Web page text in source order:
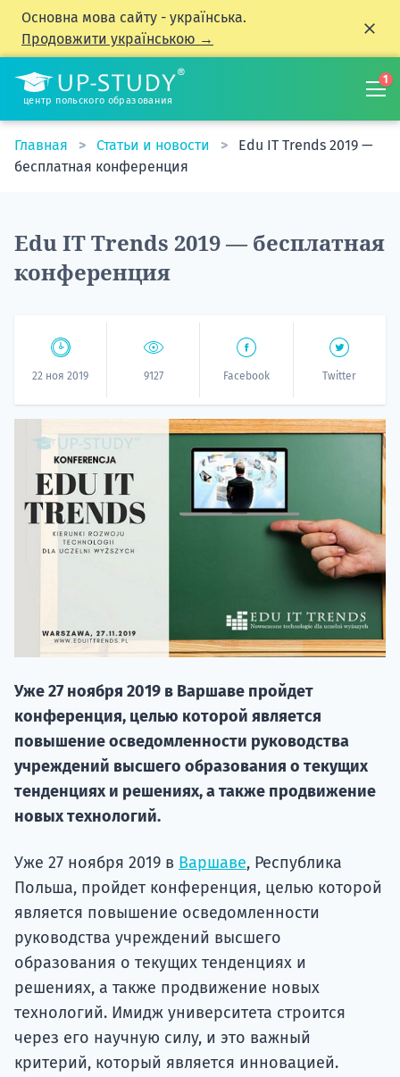
Основна мова сайту - українська.
Продовжити українською →
центр польского образования
1
Главная Статьи и новости
Edu IT Trends 2019 —
бесплатная конференция
Edu IT Trends 2019 — бесплатная
конференция
22 ноя 2019 9127 Facebook Twitter
Уже 27 ноября 2019 в Варшаве пройдет
конференция, целью которой является
повышение осведомленности руководства
учреждений высшего образования о текущих
тенденциях и решениях, а также продвижение
новых технологий.
Уже 27 ноября 2019 в Варшаве, Республика
Польша, пройдет конференция, целью которой
является повышение осведомленности
руководства учреждений высшего
образования о текущих тенденциях и
решениях, а также продвижение новых
технологий. Имидж университета строится
через его научную силу, и это важный
критерий, который является инновацией.
НАБОР